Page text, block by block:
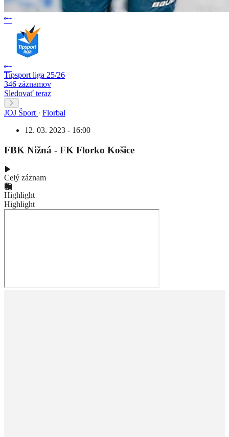
Tipsport liga 25/26
346 záznamov
Sledovať teraz
JOJ Šport · Florbal
12. 03. 2023 - 16:00
FBK Nižná - FK Florko Košice
Celý záznam
Highlight
Highlight